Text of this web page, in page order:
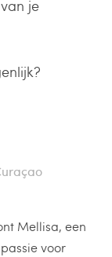
je
Mellisa, een
voor